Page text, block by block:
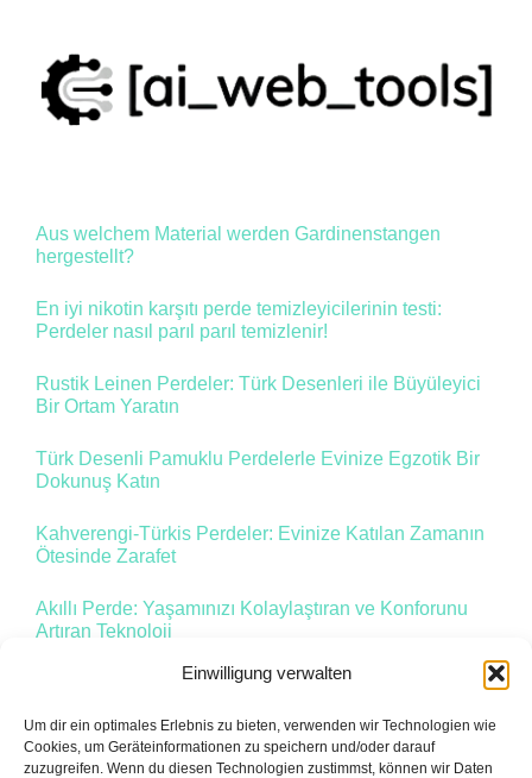
Einwilligung verwalten
Um dir ein optimales Erlebnis zu bieten, verwenden wir Technologien wie
Cookies, um Geräteinformationen zu speichern und/oder darauf
zuzugreifen. Wenn du diesen Technologien zustimmst, können wir Daten
Aus welchem Material werden Gardinenstangen
hergestellt?
En iyi nikotin karşıtı perde temizleyicilerinin testi:
Perdeler nasıl parıl parıl temizlenir!
Rustik Leinen Perdeler: Türk Desenleri ile Büyüleyici
Bir Ortam Yaratın
Türk Desenli Pamuklu Perdelerle Evinize Egzotik Bir
Dokunuş Katın
Kahverengi-Türkis Perdeler: Evinize Katılan Zamanın
Ötesinde Zarafet
Akıllı Perde: Yaşamınızı Kolaylaştıran ve Konforunu
Artıran Teknoloji
1 2